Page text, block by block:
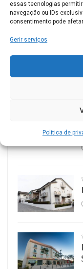
essas tecnologias
navegação ou IDs
consentimento pode
Gerir serviços
Politica de